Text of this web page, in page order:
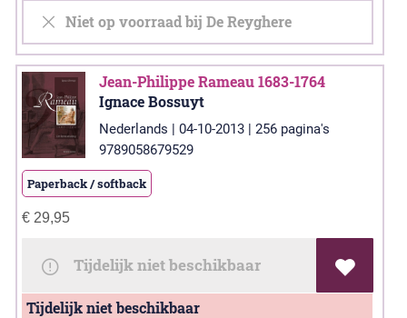
Niet op voorraad bij De Reyghere
Jean-Philippe Rameau 1683-1764
Ignace Bossuyt
Nederlands | 04-10-2013 | 256 pagina's
9789058679529
Paperback / softback
€29,95
Tijdelijk niet beschikbaar
Tijdelijk niet beschikbaar